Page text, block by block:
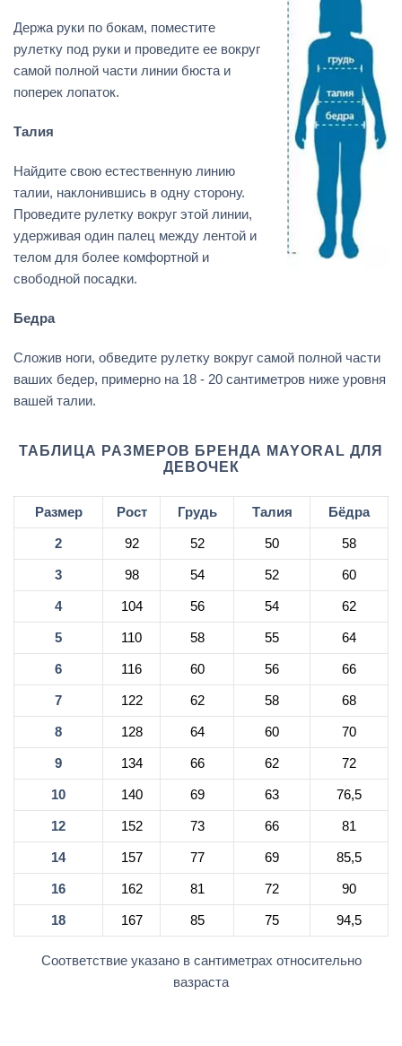
Держа руки по бокам, поместите
рулетку под руки и проведите ее вокруг
самой полной части линии бюста и
поперек лопаток.
Талия
Найдите свою естественную линию
талии, наклонившись в одну сторону.
Проведите рулетку вокруг этой линии,
удерживая один палец между лентой и
телом для более комфортной и
свободной посадки.
Бедра
Сложив ноги, обведите рулетку вокруг самой полной части
ваших бедер, примерно на 18 - 20 сантиметров ниже уровня
вашей талии.
ТАБЛИЦА РАЗМЕРОВ БРЕНДА MAYORAL ДЛЯ
ДЕВОЧЕК
Размер Рост Грудь Талия Бёдра
2 92 52 50 58
3 98 54 52 60
4 104 56 54 62
5 110 58 55 64
6 116 60 56 66
7 122 62 58 68
8 128 64 60 70
9 134 66 62 72
10 140 69 63 76,5
12 152 73 66 81
14 157 77 69 85,5
16 162 81 72 90
18 167 85 75 94,5
Соответствие указано в сантиметрах относительно
вазраста